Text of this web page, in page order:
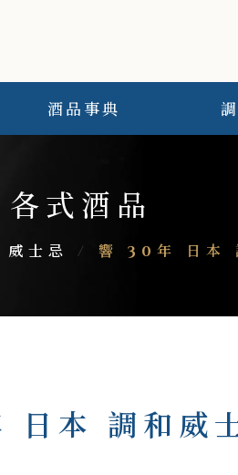
酒品事典
各式酒品
威士忌 / 響 30年 日本
日本 調和威